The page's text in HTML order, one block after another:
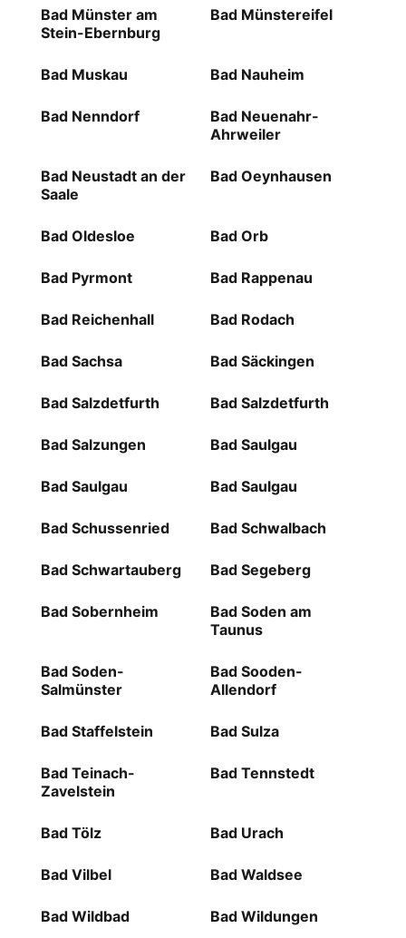
Bad Münster am
Stein-Ebernburg
Bad Münstereifel
Bad Muskau Bad Nauheim
Bad Nenndorf
Bad Neuenahr-
Ahrweiler
Bad Neustadt an der
Saale
Bad Oeynhausen
Bad Oldesloe Bad Orb
Bad Pyrmont Bad Rappenau
Bad Reichenhall Bad Rodach
Bad Sachsa Bad Säckingen
Bad Salzdetfurth Bad Salzdetfurth
Bad Salzungen Bad Saulgau
Bad Saulgau Bad Saulgau
Bad Schussenried Bad Schwalbach
Bad Schwartauberg Bad Segeberg
Bad Sobernheim
Bad Soden am
Taunus
Bad Soden-
Salmünster
Bad Sooden-
Allendorf
Bad Staffelstein Bad Sulza
Bad Teinach-
Zavelstein
Bad Tennstedt
Bad Tölz Bad Urach
Bad Vilbel Bad Waldsee
Bad Wildbad Bad Wildungen